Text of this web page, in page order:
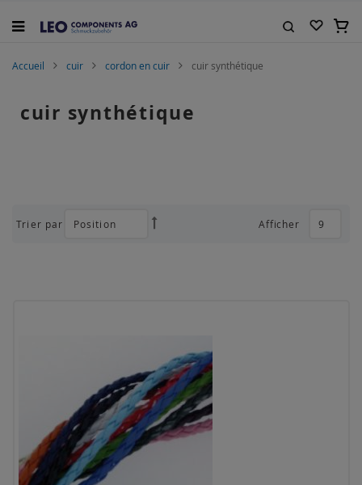
au
Mon
Accueil cuir cordon en cuir cuir synthétique
cuir synthétique
Afficher
Trier par
Par